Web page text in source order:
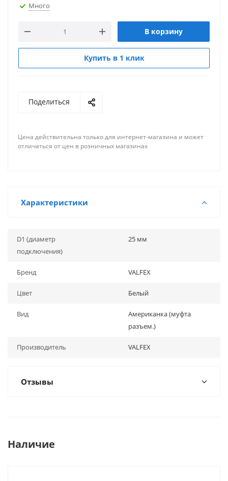
Много
В корзину
Купить в 1 клик
Поделиться
Цена действительна только для интернет-магазина и может
отличаться от цен в розничных магазинах
Характеристики
D1 (диаметр
подключения)
25 мм
Бренд VALFEX
Цвет Белый
Вид
Американка (муфта
разъем.)
Производитель VALFEX
Отзывы
Наличие